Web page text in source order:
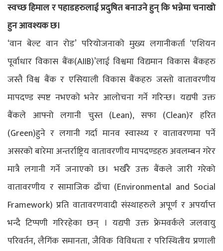
स्वच्छ हिमाल र पहाडहरुलाई प्रदुषित बनाउने हुन् कि भन्नेमा चनाखो
हुन आवश्यक छ।
‘वान बेल्ट वान रोड’ परियोजनाको मुख्य लगानीकर्ता ‘एशियन
पूर्वाधार विकास बैंक(AIIB)’लाई विश्वमा विद्यमान विकास बैंकहरु
जस्तै विश्व बैंक र एसियाली विकास बैंकहरु जस्तो वातावरणीय
मापदण्ड स्पष्ट नभएको भनेर आलोचना गर्ने गरिन्छ। यद्यपी उक्त
बैंकले आफ्नो लगानी चुस्त (Lean), सफा (Clean)र हरित
(Green)हुने र लगानी गर्दा मानव स्वास्थ्य र वातावरणमा पर्ने
असरको बारेमा अन्तर्राष्ट्रिय वातावरणीय मापदण्डहरु अवलम्बन गरेर
मात्रै लगानी गर्ने जनाएको छ। भर्खरै उक्त बैंकले जारी गरेको
वातावरणीय र सामाजिक ढाँचा (Environmental and Social
Framework) प्रति वातावरणवादी संस्थाहरुले अपूर्ण र अपर्याप्त
भन्दै टिप्पणी गरिरहेका छन् । यद्यपी उक्त फ्रेमवर्कले जलवायु
परिवर्तन, लैगिंक समानता, जैविक विविधता र परिस्थितीय प्रणाली